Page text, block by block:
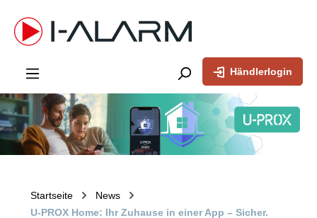
springen
Händlerlogin
Startseite
News
U-PROX Home: Ihr Zuhause in einer App – Sicher.